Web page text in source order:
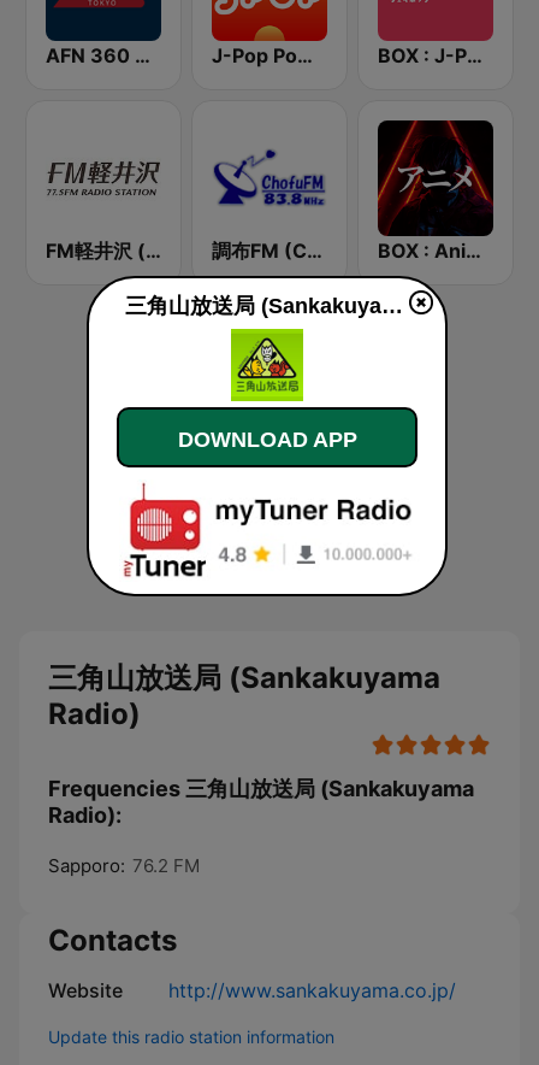
AFN 360 Tokyo (Japan Only) J-Pop Powerplay BOX : J-POP Radio - ジェイポップ 無線
FM軽井沢 (FM KARUIZAWA) 調布FM (Chofu FM) BOX : Anime Radio -アニメラジオ
三角山放送局 (Sankakuyama
Radio)
Frequencies 三角山放送局 (Sankakuyama
Radio):
Sapporo: 76.2 FM
Contacts
Website http://www.sankakuyama.co.jp/
Update this radio station information
三角山放送局 (Sankakuyama Radio) live
DOWNLOAD APP